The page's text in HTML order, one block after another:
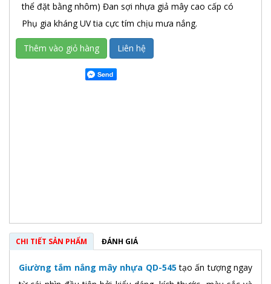
thể đặt bằng nhôm) Đan sợi nhựa giả mây cao cấp có
Phụ gia kháng UV tia cực tím chịu mưa nắng.
Thêm vào giỏ hàng Liên hệ
CHI TIẾT SẢN PHẨM ĐÁNH GIÁ
Giường tắm nắng mây nhựa QD-545 tạo ấn tượng ngay